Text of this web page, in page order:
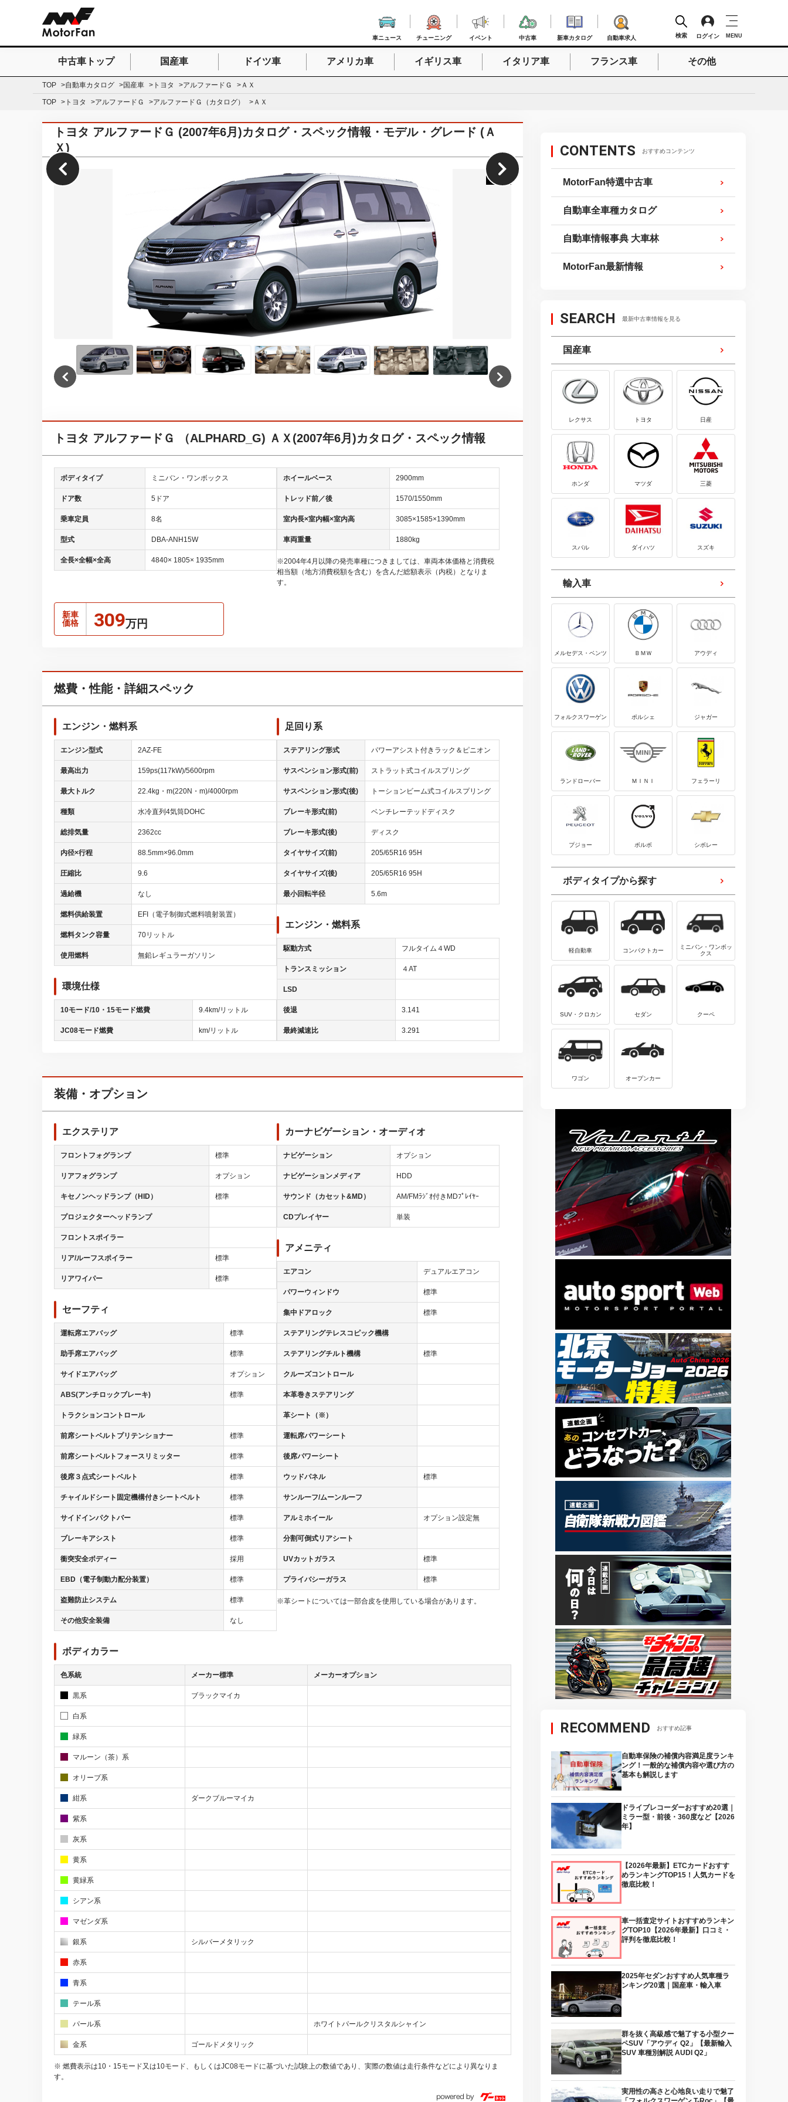
車ニュース チューニング イベント 中古車 新車カタログ 自動車求人 検索 ログイン MENU
検索したいキーワードを入力
中古車トップ 国産車 ドイツ車 アメリカ車 イギリス車 イタリア車 フランス車 その他
TOP 自動車カタログ 国産車 トヨタ アルファードＧ ＡＸ
TOP トヨタ アルファードＧ アルファードＧ（カタログ） ＡＸ
トヨタ アルファードＧ (2007年6月)カタログ・スペック情報・モデル・グレード (Ａ
Ｘ)
21
トヨタ アルファードＧ （ALPHARD_G) ＡＸ(2007年6月)カタログ・スペック情報
ボディタイプ ミニバン・ワンボックス
ドア数 5ドア
乗車定員 8名
型式 DBA-ANH15W
全長×全幅×全高 4840× 1805× 1935mm
ホイールベース 2900mm
トレッド前／後 1570/1550mm
室内長×室内幅×室内高 3085×1585×1390mm
車両重量 1880kg
※2004年4月以降の発売車種につきましては、車両本体価格と消費税
相当額（地方消費税額を含む）を含んだ総額表示（内税）となりま
す。
新車
価格
309万円
燃費・性能・詳細スペック
エンジン・燃料系
エンジン型式 2AZ-FE
最高出力 159ps(117kW)/5600rpm
最大トルク 22.4kg・m(220N・m)/4000rpm
種類 水冷直列4気筒DOHC
総排気量 2362cc
内径×行程 88.5mm×96.0mm
圧縮比 9.6
過給機 なし
燃料供給装置 EFI（電子制御式燃料噴射装置）
燃料タンク容量 70リットル
使用燃料 無鉛レギュラーガソリン
環境仕様
10モード/10・15モード燃費 9.4km/リットル
JC08モード燃費 km/リットル
足回り系
ステアリング形式 パワーアシスト付きラック＆ピニオン
サスペンション形式(前) ストラット式コイルスプリング
サスペンション形式(後) トーションビーム式コイルスプリング
ブレーキ形式(前) ベンチレーテッドディスク
ブレーキ形式(後) ディスク
タイヤサイズ(前) 205/65R16 95H
タイヤサイズ(後) 205/65R16 95H
最小回転半径 5.6m
エンジン・燃料系
駆動方式 フルタイム４WD
トランスミッション ４AT
LSD
後退 3.141
最終減速比 3.291
装備・オプション
エクステリア
フロントフォグランプ 標準
リアフォグランプ オプション
キセノンヘッドランプ（HID） 標準
プロジェクターヘッドランプ
フロントスポイラー
リア/ルーフスポイラー 標準
リアワイパー 標準
セーフティ
運転席エアバッグ 標準
助手席エアバッグ 標準
サイドエアバッグ オプション
ABS(アンチロックブレーキ) 標準
トラクションコントロール
前席シートベルトプリテンショナー 標準
前席シートベルトフォースリミッター 標準
後席３点式シートベルト 標準
チャイルドシート固定機構付きシートベルト 標準
サイドインパクトバー 標準
ブレーキアシスト 標準
衝突安全ボディー 採用
EBD（電子制動力配分装置） 標準
盗難防止システム 標準
その他安全装備 なし
カーナビゲーション・オーディオ
ナビゲーション オプション
ナビゲーションメディア HDD
サウンド（カセット&MD） AM/FMﾗｼﾞｵ付きMDﾌﾟﾚｲﾔｰ
CDプレイヤー 単装
アメニティ
エアコン デュアルエアコン
パワーウィンドウ 標準
集中ドアロック 標準
ステアリングテレスコピック機構
ステアリングチルト機構 標準
クルーズコントロール
本革巻きステアリング
革シート（※）
運転席パワーシート
後席パワーシート
ウッドパネル 標準
サンルーフ/ムーンルーフ
アルミホイール オプション設定無
分割可倒式リアシート
UVカットガラス 標準
プライバシーガラス 標準
※革シートについては一部合皮を使用している場合があります。
ボディカラー
色系統 メーカー標準 メーカーオプション
黒系 ブラックマイカ
白系
緑系
マルーン（茶）系
オリーブ系
紺系 ダークブルーマイカ
紫系
灰系
黄系
黄緑系
シアン系
マゼンダ系
銀系 シルバーメタリック
赤系
青系
テール系
パール系 ホワイトパールクリスタルシャイン
金系 ゴールドメタリック
※ 燃費表示は10・15モード又は10モード、もしくはJC08モードに基づいた試験上の数値であり、実際の数値は走行条件などにより異なりま
す。
CONTENTS おすすめコンテンツ
MotorFan特選中古車
自動車全車種カタログ
自動車情報事典 大車林
MotorFan最新情報
SEARCH 最新中古車情報を見る
国産車
レクサス トヨタ 日産
ホンダ マツダ 三菱
スバル ダイハツ スズキ
輸入車
メルセデス・ベンツ ＢＭＷ アウディ
フォルクスワーゲン ポルシェ ジャガー
ランドローバー ＭＩＮＩ フェラーリ
プジョー ボルボ シボレー
ボディタイプから探す
軽自動車 コンパクトカー
ミニバン・ワンボッ
クス
SUV・クロカン セダン クーペ
ワゴン オープンカー
RECOMMEND おすすめ記事
自動車保険の補償内容満足度ランキ
ング！一般的な補償内容や選び方の
基本も解説します
ドライブレコーダーおすすめ20選｜
ミラー型・前後・360度など【2026
年】
【2026年最新】ETCカードおすす
めランキングTOP15！人気カードを
徹底比較！
車一括査定サイトおすすめランキン
グTOP10【2026年最新】口コミ・
評判を徹底比較！
2025年セダンおすすめ人気車種ラ
ンキング20選｜国産車・輸入車
群を抜く高級感で魅了する小型クー
ペSUV「アウディ Q2」【最新輸入
SUV 車種別解説 AUDI Q2」
実用性の高さと心地良い走りで魅了